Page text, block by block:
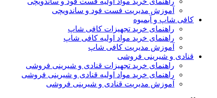
آموزش مدیریت فست فود و ساندویچی
کافی شاپ و آبمیوه
راهنمای خرید تجهیزات کافی شاپ
راهنمای خرید مواد اولیه کافی‌ شاپ‌
آموزش مدیریت کافی شاپ
قنادی و شیرینی فروشی
راهنمای خرید تجهیزات قنادی و شیرینی فروشی
راهنمای خرید مواد اولیه قنادی و شیرینی فروشی
آموزش مدیریت قنادی و شیرینی فروشی